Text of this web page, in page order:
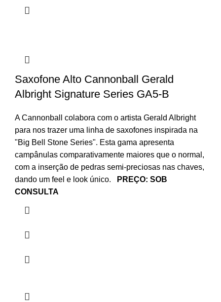
Saxofone Alto Cannonball Gerald
Albright Signature Series GA5-B
A Cannonball colabora com o artista Gerald Albright
para nos trazer uma linha de saxofones inspirada na
"Big Bell Stone Series". Esta gama apresenta
campânulas comparativamente maiores que o normal,
com a inserção de pedras semi-preciosas nas chaves,
dando um feel e look único.
PREÇO: SOB
CONSULTA